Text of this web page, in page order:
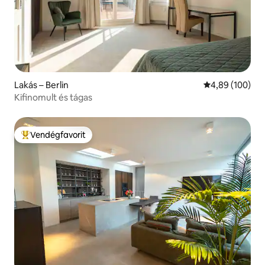
Lakás – Berlin Átlagos
4,89 (100)
Kifinomult és tágas
Kiemelt vendégfavorit
Vendégfavorit